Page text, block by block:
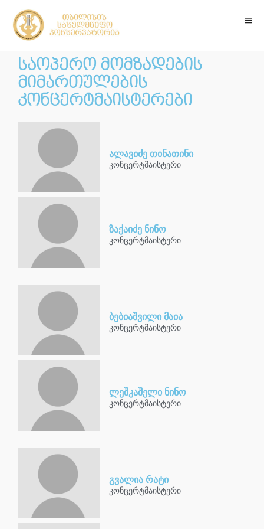
საოპერო მომზადების
მიმართულების
კონცერტმაისტერები
ალავიძე თინათინი
კონცერტმაისტერი
ზაქაიძე ნინო
კონცერტმაისტერი
ბებიაშვილი მაია
კონცერტმაისტერი
ლეშკაშელი ნინო
კონცერტმაისტერი
გვალია რატი
კონცერტმაისტერი